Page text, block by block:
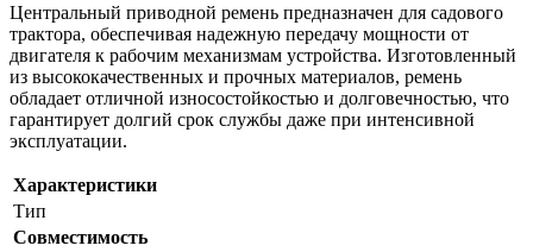
Центральный приводной ремень предназначен для садового
трактора, обеспечивая надежную передачу мощности от
двигателя к рабочим механизмам устройства. Изготовленный
из высококачественных и прочных материалов, ремень
обладает отличной износостойкостью и долговечностью, что
гарантирует долгий срок службы даже при интенсивной
эксплуатации.
Характеристики
Тип
Совместимость